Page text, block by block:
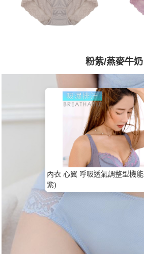
粉紫/燕麥牛奶
內衣 心翼 呼吸透氣調整型機
紫)